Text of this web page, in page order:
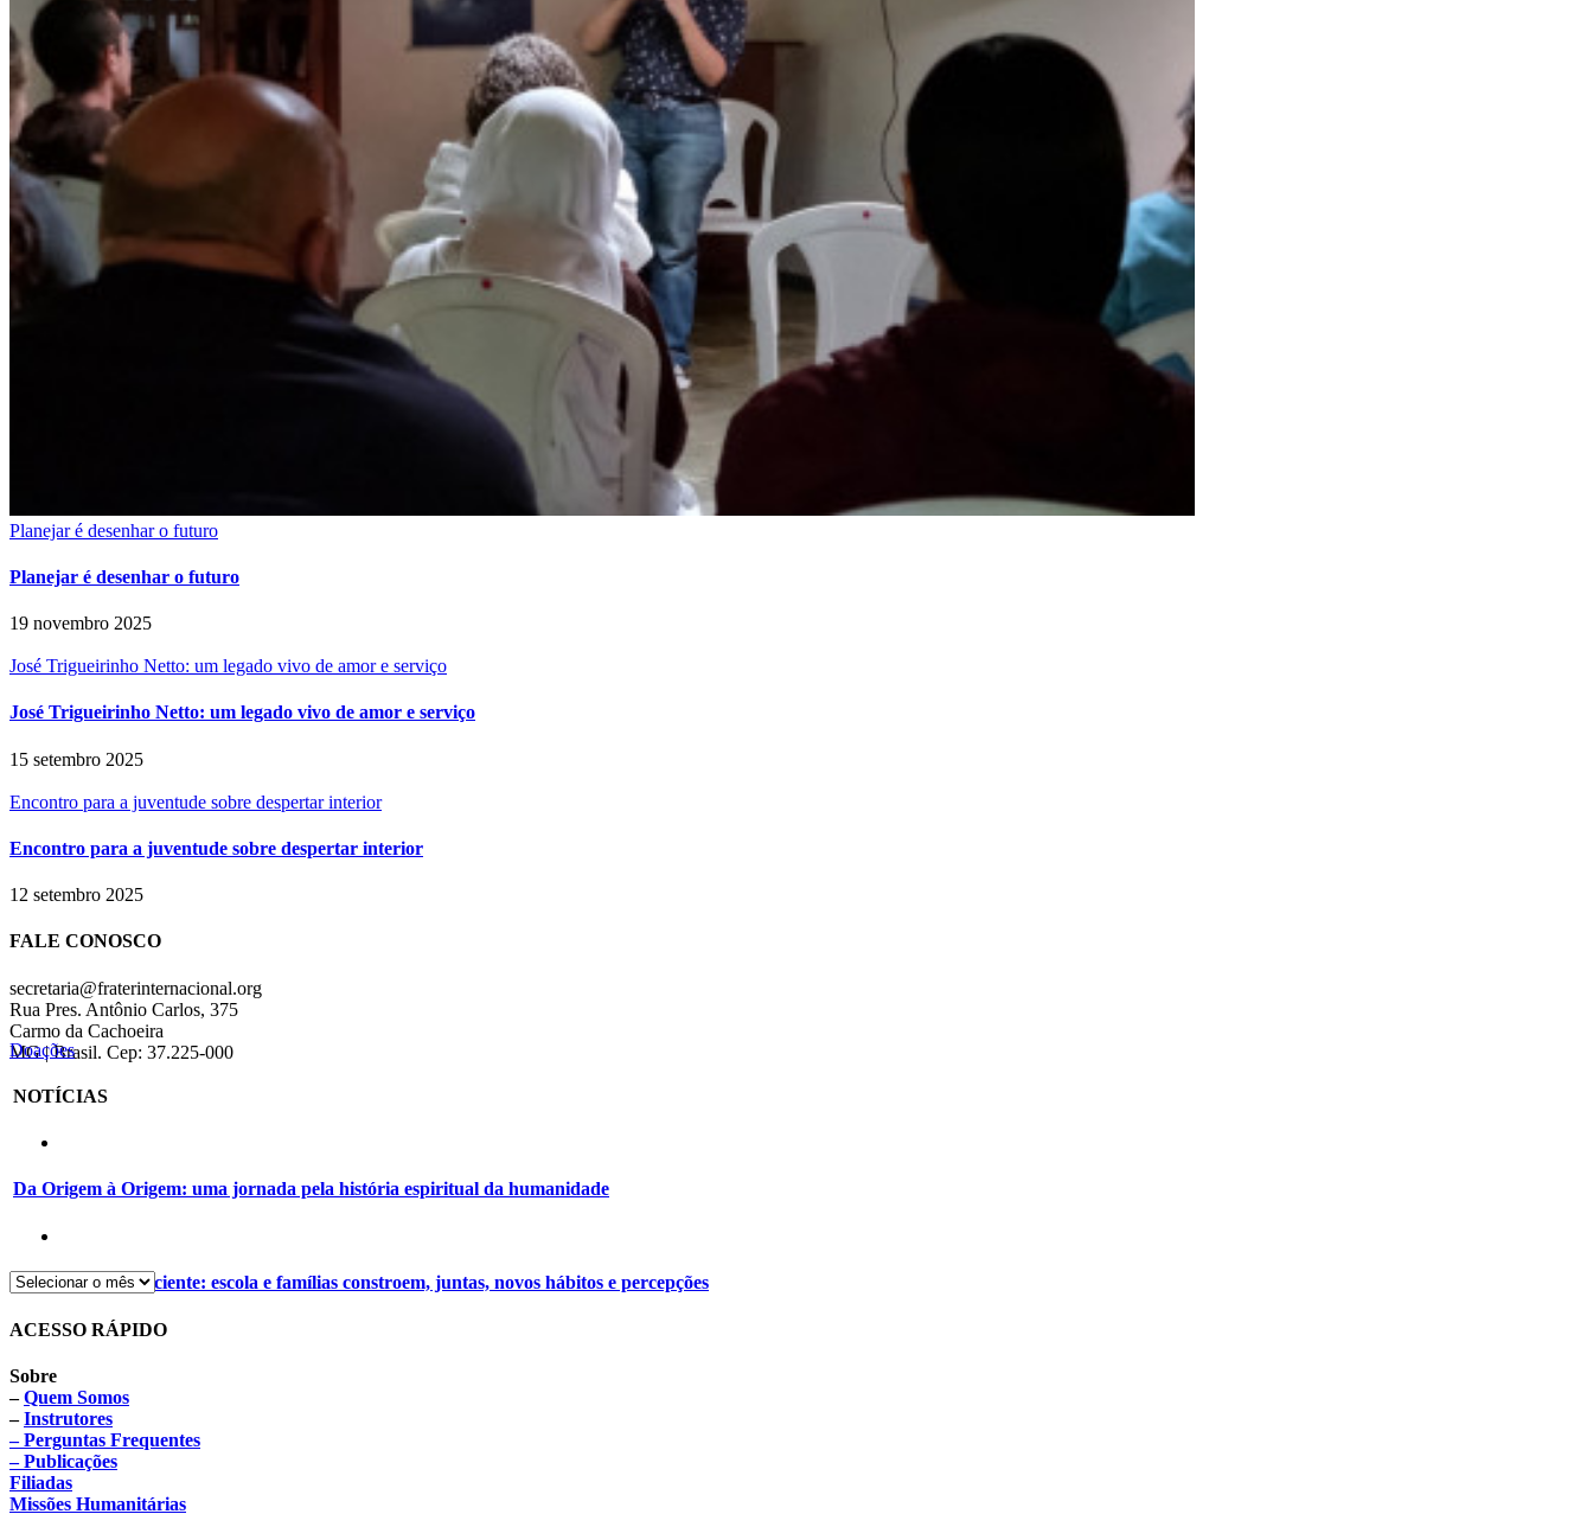
Planejar é desenhar o futuro
Planejar é desenhar o futuro
19 novembro 2025
José Trigueirinho Netto: um legado vivo de amor e serviço
José Trigueirinho Netto: um legado vivo de amor e serviço
15 setembro 2025
Encontro para a juventude sobre despertar interior
Encontro para a juventude sobre despertar interior
12 setembro 2025
FALE CONOSCO
secretaria@fraterinternacional.org
Rua Pres. Antônio Carlos, 375
Carmo da Cachoeira
MG | Brasil. Cep: 37.225-000
Doações
NOTÍCIAS
Da Origem à Origem: uma jornada pela história espiritual da humanidade
Alimentação consciente: escola e famílias constroem, juntas, novos hábitos e percepções
ACESSO RÁPIDO
Sobre
–Quem Somos
–Instrutores
– Perguntas Frequentes
– Publicações
Filiadas
Missões Humanitárias